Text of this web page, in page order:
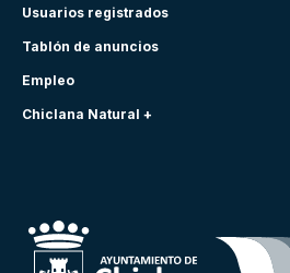
Usuarios registrados
Tablón de anuncios
Empleo
Chiclana Natural +